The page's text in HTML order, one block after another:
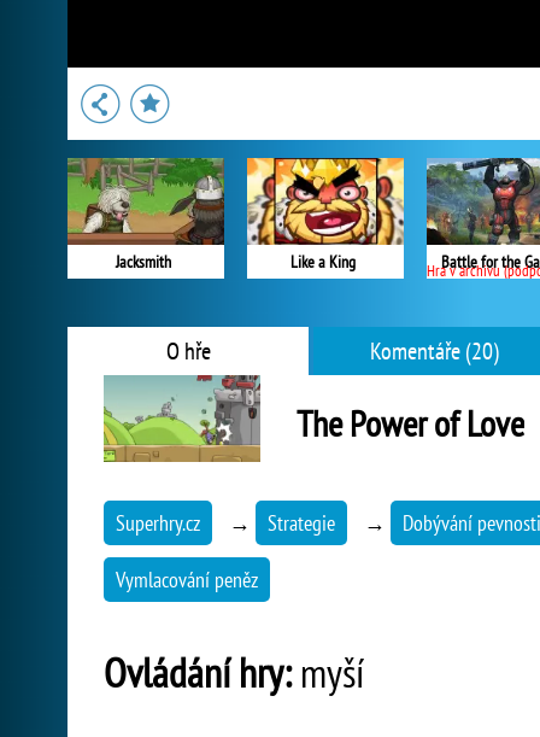
Jacksmith Like a King Battle for the
Hra v archivu (podpora
O hře Komentáře (20)
The Power of Love
Superhry.cz → Strategie → Dobývání pevnosti
Vymlacování peněz
Ovládání hry:myší